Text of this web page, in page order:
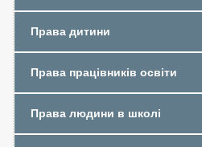
Права дитини
Права працівників освіти
Права людини в школі